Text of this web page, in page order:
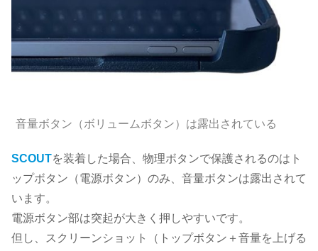
音量ボタン（ボリュームボタン）は露出されている
SCOUTを装着した場合、物理ボタンで保護されるのはト
ップボタン（電源ボタン）のみ、音量ボタンは露出されて
います。
電源ボタン部は突起が大きく押しやすいです。
但し、スクリーンショット（トップボタン＋音量を上げる